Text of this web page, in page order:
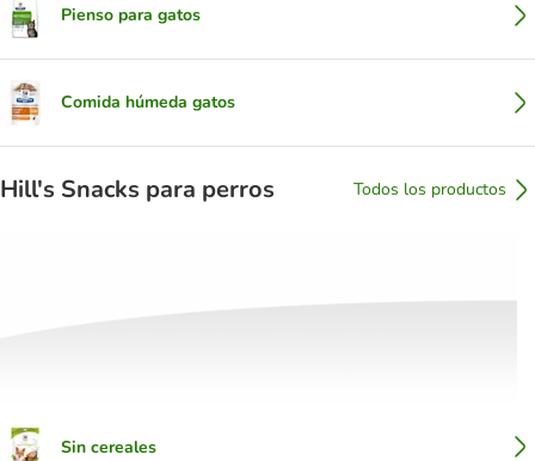
Pienso para gatos
Comida húmeda gatos
Hill's Snacks para perros Todos los productos
Sin cereales